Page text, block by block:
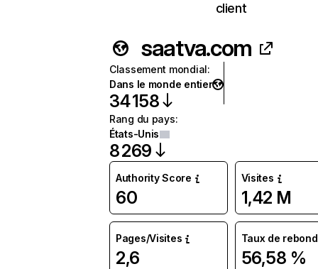
client
saatva.com
Classement mondial:
Dans le monde entier
34 158
Rang du pays:
États-Unis
8 269
Authority Score
60
Visites
1,42 M
Pages/Visites
2,6
Taux de rebond
56,58 %